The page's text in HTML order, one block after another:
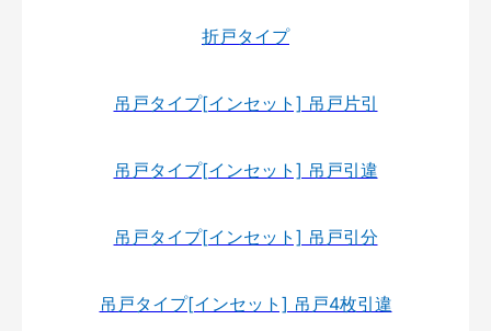
折戸タイプ
吊戸タイプ[インセット] 吊戸片引
吊戸タイプ[インセット] 吊戸引違
吊戸タイプ[インセット] 吊戸引分
吊戸タイプ[インセット] 吊戸4枚引違